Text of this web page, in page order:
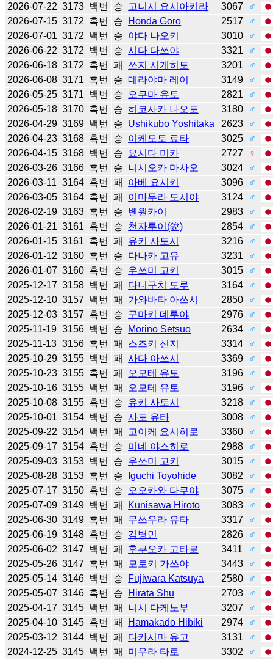
2026-07-22 3173 백번 승 고니시 요시아키라 3067
♂
2026-07-15 3172 흑번 승 Honda Goro 2517
♂
2026-07-01 3172 백번 승 야다 나오키 3010
♂
2026-06-22 3172 백번 승 시다 다쓰야 3321
♂
2026-06-18 3172 흑번 패 쓰지 시게히토 3201
♂
2026-06-08 3171 흑번 승 데라야마 레이 3149
♂
2026-05-25 3171 백번 승 오쿠마 유토 2821
♂
2026-05-18 3170 흑번 승 히코사카 나오토 3180
♂
2026-04-29 3169 백번 승 Ushikubo Yoshitaka 2623
♂
2026-04-23 3168 흑번 승 이케모토 료타 3025
♂
2026-04-15 3168 백번 승 요시다 미카 2727
♀
2026-03-26 3166 흑번 승 니시오카 마사오 3024
♂
2026-03-11 3164 흑번 패 아베 요시키 3096
♂
2026-03-05 3164 흑번 패 이마무라 도시야 3124
♂
2026-02-19 3163 흑번 승 볜원카이 2983
♂
2026-01-21 3161 흑번 승 천자루이(銳) 2854
♂
2026-01-15 3161 흑번 패 유키 사토시 3216
♂
2026-01-12 3160 흑번 승 다나카 고유 3231
♂
2026-01-07 3160 흑번 승 우쓰미 고키 3015
♂
2025-12-17 3158 백번 패 다니구치 도루 3164
♂
2025-12-10 3157 백번 패 가와바타 아쓰시 2850
♂
2025-12-03 3157 흑번 승 구마키 데루야 2976
♂
2025-11-19 3156 백번 승 Morino Setsuo 2634
♂
2025-11-13 3156 흑번 패 스즈키 신지 3314
♂
2025-10-29 3155 백번 패 사다 아쓰시 3369
♂
2025-10-23 3155 흑번 패 오모테 유토 3196
♂
2025-10-16 3155 백번 패 오모테 유토 3196
♂
2025-10-08 3155 흑번 승 유키 사토시 3218
♂
2025-10-01 3154 백번 승 사토 유타 3008
♂
2025-09-22 3154 백번 패 고이케 요시히로 3360
♂
2025-09-17 3154 흑번 승 미네 야스히로 2988
♂
2025-09-03 3153 백번 승 우쓰미 고키 3015
♂
2025-08-28 3153 흑번 승 Iguchi Toyohide 3082
♂
2025-07-17 3150 흑번 승 오오카와 다쿠야 3075
♂
2025-07-09 3149 백번 패 Kunisawa Hiroto 3083
♂
2025-06-30 3149 흑번 패 무쓰우라 유타 3317
♂
2025-06-19 3148 흑번 승 김병민 2826
♂
2025-06-02 3147 백번 패 후쿠오카 고타로 3411
♂
2025-05-26 3147 흑번 패 모토키 가쓰야 3443
♂
2025-05-14 3146 백번 승 Fujiwara Katsuya 2580
♂
2025-05-07 3146 흑번 승 Hirata Shu 2703
♂
2025-04-17 3145 백번 패 니시 다케노부 3207
♂
2025-04-10 3145 흑번 패 Hamakado Hibiki 2974
♂
2025-03-12 3144 백번 패 다카시마 유고 3131
♂
2024-12-25 3145 백번 패 미우라 타로 3302
♂